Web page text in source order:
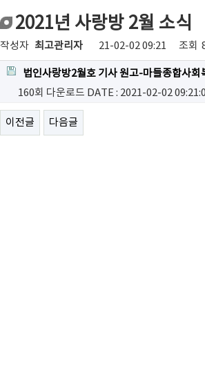
2021년 사랑방 2월 소식
작성자 최고관리자 21-02-02 09:21 조회
법인사랑방2월호 기사 원고-마들종합사
160회 다운로드 DATE : 2021-02-02
이전글 다음글